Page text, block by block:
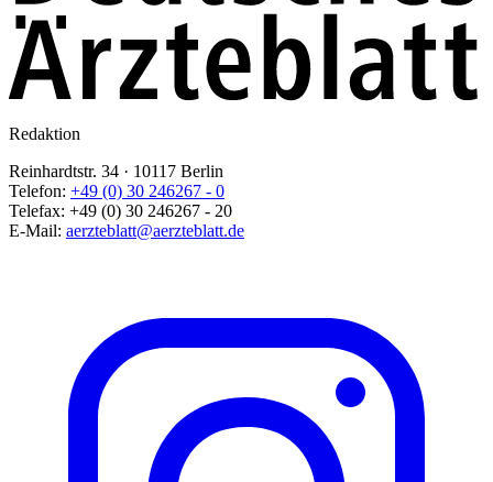
Redaktion
Reinhardtstr. 34 · 10117 Berlin
Telefon: +49 (0) 30 246267 - 0
Telefax: +49 (0) 30 246267 - 20
E-Mail: aerzteblatt@aerzteblatt.de